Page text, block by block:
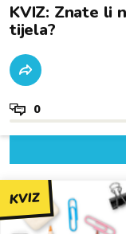
KVIZ: Znate li
tijela?
0
KVIZ